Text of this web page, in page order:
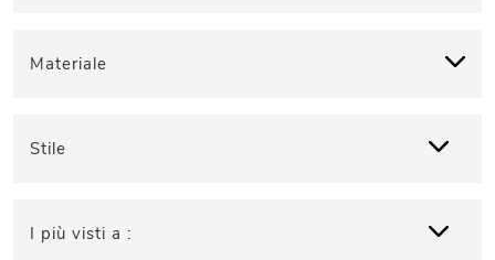
Materiale
Stile
I più visti a :